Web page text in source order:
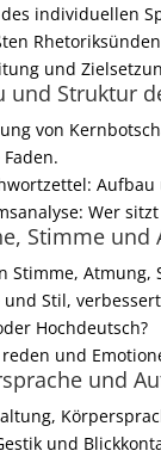
individuellen
und
und Struktur
von
Aufbau
Wer
Stimme und
Stimme,
und Stil,
Hochdeutsch?
und
und
und